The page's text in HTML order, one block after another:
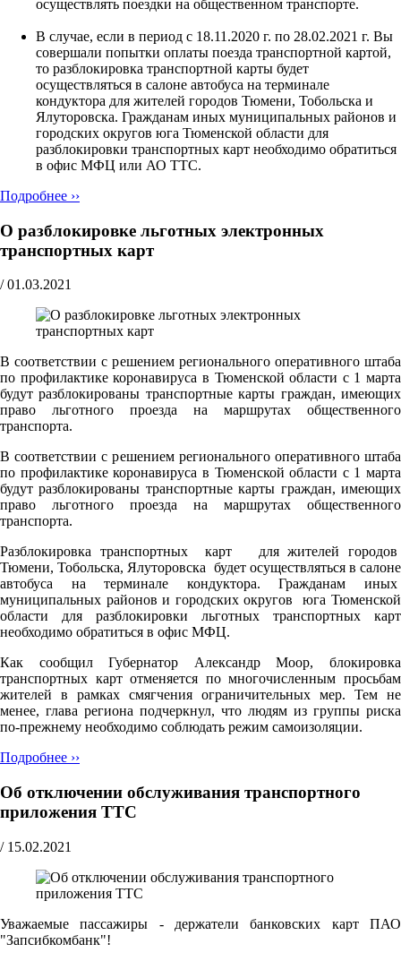
осуществлять поездки на общественном транспорте.
В случае, если в период с 18.11.2020 г. по 28.02.2021 г. Вы
совершали попытки оплаты поезда транспортной картой,
то разблокировка транспортной карты будет
осуществляться в салоне автобуса на терминале
кондуктора для жителей городов Тюмени, Тобольска и
Ялуторовска. Гражданам иных муниципальных районов и
городских округов юга Тюменской области для
разблокировки транспортных карт необходимо обратиться
в офис МФЦ или АО ТТС.
Подробнее ››
О разблокировке льготных электронных
транспортных карт
/ 01.03.2021
В соответствии с решением регионального оперативного штаба
по профилактике коронавируса в Тюменской области с 1 марта
будут разблокированы транспортные карты граждан, имеющих
право льготного проезда на маршрутах общественного
транспорта.
В соответствии с решением регионального оперативного штаба
по профилактике коронавируса в Тюменской области с 1 марта
будут разблокированы транспортные карты граждан, имеющих
право льготного проезда на маршрутах общественного
транспорта.
Разблокировка транспортных карт для жителей городов
Тюмени, Тобольска, Ялуторовска будет осуществляться в салоне
автобуса на терминале кондуктора. Гражданам иных
муниципальных районов и городских округов юга Тюменской
области для разблокировки льготных транспортных карт
необходимо обратиться в офис МФЦ.
Как сообщил Губернатор Александр Моор, блокировка
транспортных карт отменяется по многочисленным просьбам
жителей в рамках смягчения ограничительных мер. Тем не
менее, глава региона подчеркнул, что людям из группы риска
по-прежнему необходимо соблюдать режим самоизоляции.
Подробнее ››
Об отключении обслуживания транспортного
приложения ТТС
/ 15.02.2021
Уважаемые пассажиры - держатели банковских карт ПАО
"Запсибкомбанк"!